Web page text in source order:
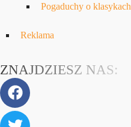
Pogaduchy o klasykach
Reklama
ZNAJDZIESZ NAS: